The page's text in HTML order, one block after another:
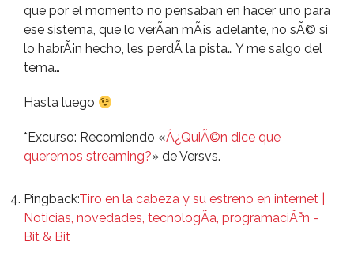
que por el momento no pensaban en hacer uno para
ese sistema, que lo verÃ­an mÃ¡s adelante, no sÃ© si
lo habrÃ¡n hecho, les perdÃ­ la pista… Y me salgo del
tema…
Hasta luego
*Excurso: Recomiendo «Â¿QuiÃ©n dice que
queremos streaming?» de Versvs.
Pingback:Tiro en la cabeza y su estreno en internet |
Noticias, novedades, tecnologÃ­a, programaciÃ³n -
Bit & Bit